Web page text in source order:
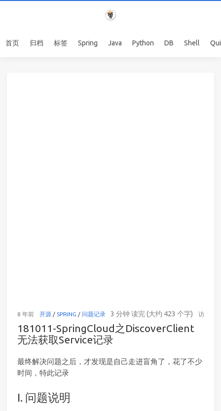
首页 归档 标签 Spring Java Python DB Shell
8 年前 开源/ SPRING / 问题记录 3 分钟 读完 (大约 423 个字) 访问统
181011-SpringCloud之DiscoverClient
无法获取Service记录
最终解决问题之后，才发现是自己走进盲角了，花了不少
时间，特此记录
I. 问题说明